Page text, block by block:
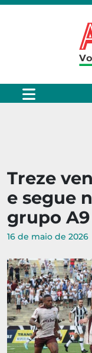
Treze
e segue
grupo
16 de maio de 2026